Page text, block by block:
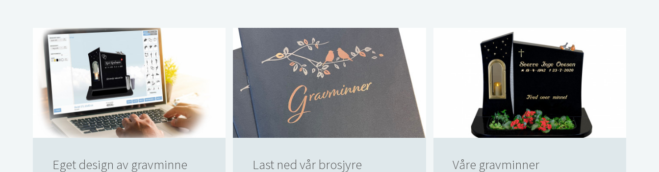
Eget design av gravminne Last ned vår brosjyre Våre gravminner